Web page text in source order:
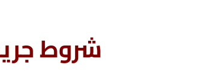
شروط